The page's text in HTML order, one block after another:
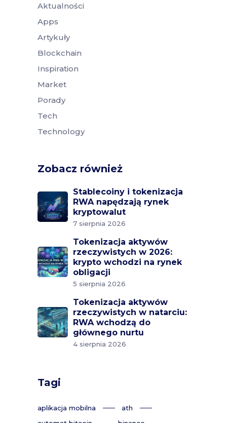
Aktualności
Apps
Artykuły
Blockchain
Inspiration
Market
Porady
Tech
Technology
Zobacz również
Stablecoiny i tokenizacja
RWA napędzają rynek
kryptowalut
7 sierpnia 2026
Tokenizacja aktywów
rzeczywistych w 2026:
krypto wchodzi na rynek
obligacji
5 sierpnia 2026
Tokenizacja aktywów
rzeczywistych w natarciu:
RWA wchodzą do
głównego nurtu
4 sierpnia 2026
Tagi
aplikacja mobilna
ath